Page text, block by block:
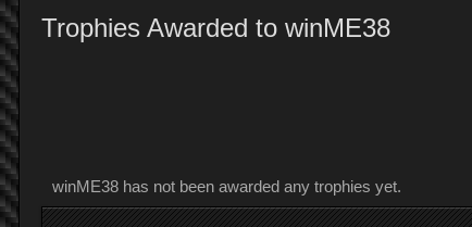
Trophies Awarded to winME38
winME38 has not been awarded any trophies yet.